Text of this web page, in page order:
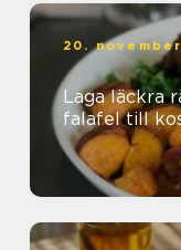
20.
Laga läckra
falafel till